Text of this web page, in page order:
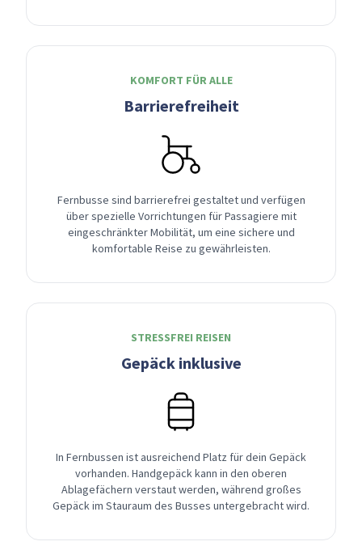
KOMFORT FÜR ALLE
Barrierefreiheit
Fernbusse sind barrierefrei gestaltet und verfügen
über spezielle Vorrichtungen für Passagiere mit
eingeschränkter Mobilität, um eine sichere und
komfortable Reise zu gewährleisten.
STRESSFREI REISEN
Gepäck inklusive
In Fernbussen ist ausreichend Platz für dein Gepäck
vorhanden. Handgepäck kann in den oberen
Ablagefächern verstaut werden, während großes
Gepäck im Stauraum des Busses untergebracht wird.